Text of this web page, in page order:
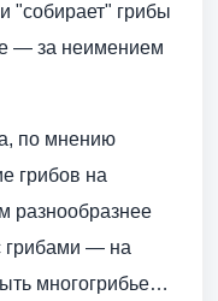
"собирает" грибы
— за неимением
по мнению
грибов на
разнообразнее
грибами — на
многогрибье…